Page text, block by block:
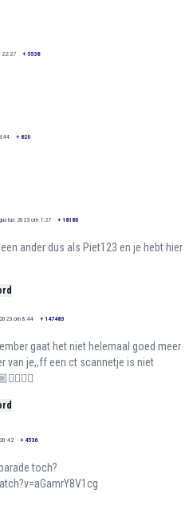
22:27 + 5538
+ 820
2023 om 1:27 + 18180
ander dus als Piet123 en je hebt hier
om 8:44 + 147483
gaat het niet helemaal goed meer
van je,,ff een ct scannetje is niet
+ 4536
toch?